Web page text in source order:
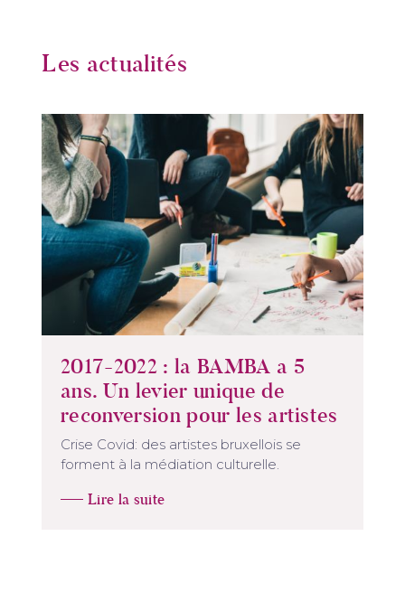
Les actualités
2017-2022 : la BAMBA a 5
ans. Un levier unique de
reconversion pour les artistes
Crise Covid: des artistes bruxellois se
forment à la médiation culturelle.
Lire la suite